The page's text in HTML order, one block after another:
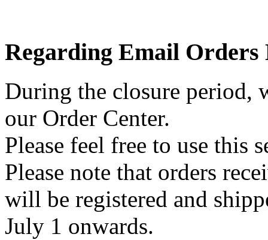
Regarding Email
During the closure period,
our Order Center.
Please feel free to use this
Please note that orders
will be registered and
July 1 onwards.